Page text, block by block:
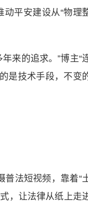
平安建设从“物理
来的追求。”博主“
是技术手段，不变
法短视频，靠着“
，让法律从纸上走